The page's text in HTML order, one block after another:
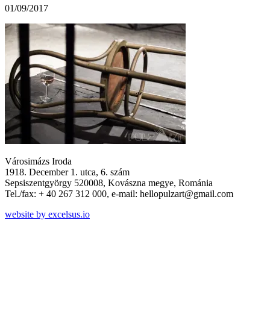
01/09/2017
Városimázs Iroda
1918. December 1. utca, 6. szám
Sepsiszentgyörgy 520008, Kovászna megye, Románia
Tel./fax: + 40 267 312 000, e-mail: hellopulzart@gmail.com
website by excelsus.io